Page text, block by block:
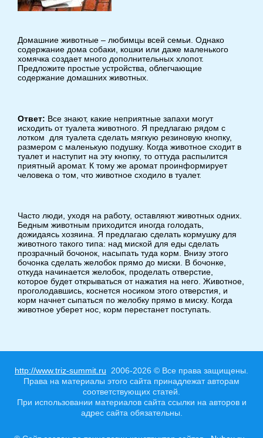
Домашние животные – любимцы всей семьи. Однако
содержание дома собаки, кошки или даже маленького
хомячка создает много дополнительных хлопот.
Предложите простые устройства, облегчающие
содержание домашних животных.
Ответ: Все знают, какие неприятные запахи могут
исходить от туалета животного. Я предлагаю рядом с
лотком для туалета сделать мягкую резиновую кнопку,
размером с маленькую подушку. Когда животное сходит в
туалет и наступит на эту кнопку, то оттуда распылится
приятный аромат. К тому же аромат проинформирует
человека о том, что животное сходило в туалет.
Часто люди, уходя на работу, оставляют животных одних.
Бедным животным приходится иногда голодать,
дожидаясь хозяина. Я предлагаю сделать кормушку для
животного такого типа: над миской для еды сделать
прозрачный бочонок, насыпать туда корм. Внизу этого
бочонка сделать желобок прямо до миски. В бочонке,
откуда начинается желобок, проделать отверстие,
которое будет открываться от нажатия на него. Животное,
проголодавшись, коснется носиком этого отверстия, и
корм начнет сыпаться по желобку прямо в миску. Когда
животное уберет нос, корм перестанет поступать.
http://www.triz-summit.ru 2006-2026 © Все права защищены.
Права на материалы этого сайта принадлежат авторам
соответствующих статей.
При использовании материалов сайта ссылки на авторов и
адрес сайта обязательны.